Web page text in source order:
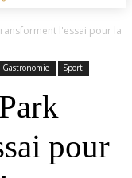
l'essai pour la
Gastronomie Sport
pour